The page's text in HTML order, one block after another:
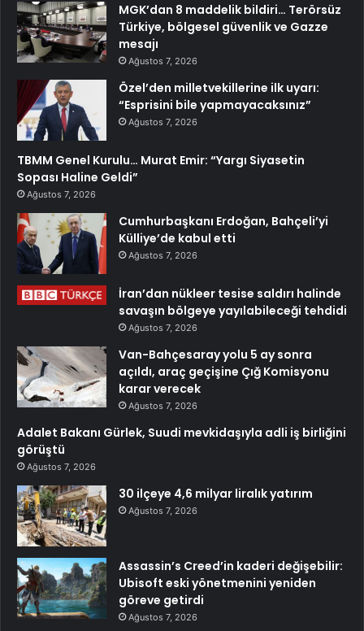
MGK’dan 8 maddelik bildiri… Terörsüz
Türkiye, bölgesel güvenlik ve Gazze
mesajı
Ağustos 7, 2026
Özel’den milletvekillerine ilk uyarı:
“Esprisini bile yapmayacaksınız”
Ağustos 7, 2026
TBMM Genel Kurulu… Murat Emir: “Yargı Siyasetin
Sopası Haline Geldi”
Ağustos 7, 2026
Cumhurbaşkanı Erdoğan, Bahçeli’yi
Külliye’de kabul etti
Ağustos 7, 2026
İran’dan nükleer tesise saldırı halinde
savaşın bölgeye yayılabileceği tehdidi
Ağustos 7, 2026
Van-Bahçesaray yolu 5 ay sonra
açıldı, araç geçişine Çığ Komisyonu
karar verecek
Ağustos 7, 2026
Adalet Bakanı Gürlek, Suudi mevkidaşıyla adli iş birliğini
görüştü
Ağustos 7, 2026
30 ilçeye 4,6 milyar liralık yatırım
Ağustos 7, 2026
Assassin’s Creed’in kaderi değişebilir:
Ubisoft eski yönetmenini yeniden
göreve getirdi
Ağustos 7, 2026